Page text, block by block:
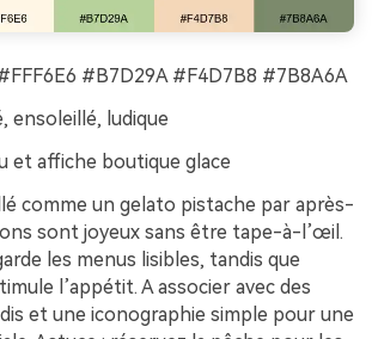
#B7D29A #F4D7B8 #7B8A6A
ensoleillé, ludique
et affiche boutique glace
comme un gelato pistache par après-
sont joyeux sans être tape-à-l’œil.
les menus lisibles, tandis que
l’appétit. A associer avec des
et une iconographie simple pour une